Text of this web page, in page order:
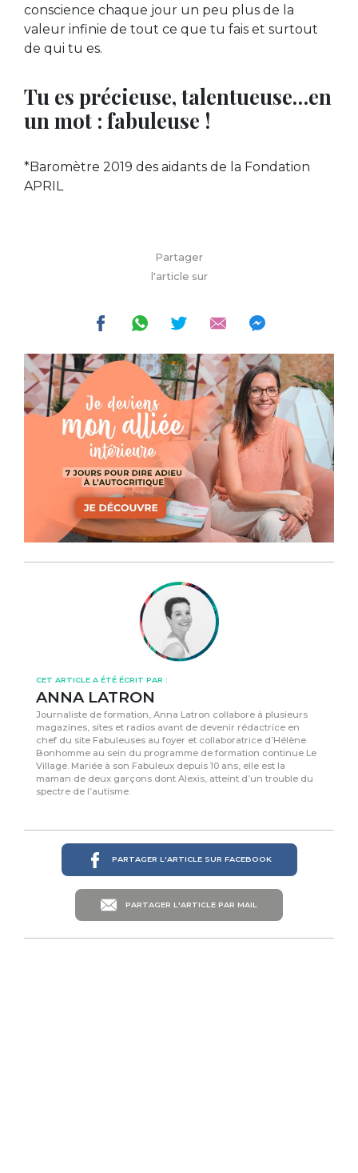
conscience chaque jour un peu plus de la
valeur infinie de tout ce que tu fais et surtout
de qui tu es.
Tu es précieuse, talentueuse…en
un mot : fabuleuse !
*Baromètre 2019 des aidants de la Fondation
APRIL
Partager
l'article sur
CET ARTICLE A ÉTÉ ÉCRIT PAR :
ANNA LATRON
Journaliste de formation, Anna Latron collabore à plusieurs
magazines, sites et radios avant de devenir rédactrice en
chef du site Fabuleuses au foyer et collaboratrice d’Hélène
Bonhomme au sein du programme de formation continue Le
Village. Mariée à son Fabuleux depuis 10 ans, elle est la
maman de deux garçons dont Alexis, atteint d’un trouble du
spectre de l’autisme.
PARTAGER L'ARTICLE SUR FACEBOOK
PARTAGER L'ARTICLE PAR MAIL